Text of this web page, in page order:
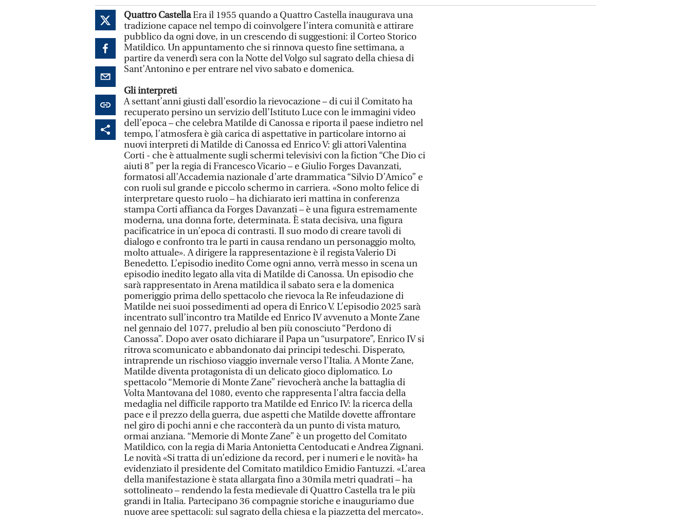
Quattro CastellaEra il 1955 quando a Quattro Castella inaugurava una
tradizione capace nel tempo di coinvolgere l’intera comunità e attirare
pubblico da ogni dove, in un crescendo di suggestioni: il Corteo Storico
Matildico. Un appuntamento che si rinnova questo fine settimana, a
partire da venerdì sera con la Notte del Volgo sul sagrato della chiesa di
Sant’Antonino e per entrare nel vivo sabato e domenica.
Gli interpreti
A settant’anni giusti dall’esordio la rievocazione – di cui il Comitato ha
recuperato persino un servizio dell’Istituto Luce con le immagini video
dell’epoca – che celebra Matilde di Canossa e riporta il paese indietro nel
tempo, l’atmosfera è già carica di aspettative in particolare intorno ai
nuovi interpreti di Matilde di Canossa ed Enrico V: gli attori Valentina
Corti - che è attualmente sugli schermi televisivi con la fiction “Che Dio ci
aiuti 8” per la regia di Francesco Vicario – e Giulio Forges Davanzati,
formatosi all’Accademia nazionale d’arte drammatica “Silvio D’Amico” e
con ruoli sul grande e piccolo schermo in carriera. «Sono molto felice di
interpretare questo ruolo – ha dichiarato ieri mattina in conferenza
stampa Corti affianca da Forges Davanzati – è una figura estremamente
moderna, una donna forte, determinata. È stata decisiva, una figura
pacificatrice in un’epoca di contrasti. Il suo modo di creare tavoli di
dialogo e confronto tra le parti in causa rendano un personaggio molto,
molto attuale». A dirigere la rappresentazione è il regista Valerio Di
Benedetto. L’episodio inedito Come ogni anno, verrà messo in scena un
episodio inedito legato alla vita di Matilde di Canossa. Un episodio che
sarà rappresentato in Arena matildica il sabato sera e la domenica
pomeriggio prima dello spettacolo che rievoca la Re infeudazione di
Matilde nei suoi possedimenti ad opera di Enrico V. L’episodio 2025 sarà
incentrato sull’incontro tra Matilde ed Enrico IV avvenuto a Monte Zane
nel gennaio del 1077, preludio al ben più conosciuto “Perdono di
Canossa”. Dopo aver osato dichiarare il Papa un “usurpatore”, Enrico IV si
ritrova scomunicato e abbandonato dai principi tedeschi. Disperato,
intraprende un rischioso viaggio invernale verso l'Italia. A Monte Zane,
Matilde diventa protagonista di un delicato gioco diplomatico. Lo
spettacolo “Memorie di Monte Zane” rievocherà anche la battaglia di
Volta Mantovana del 1080, evento che rappresenta l'altra faccia della
medaglia nel difficile rapporto tra Matilde ed Enrico IV: la ricerca della
pace e il prezzo della guerra, due aspetti che Matilde dovette affrontare
nel giro di pochi anni e che racconterà da un punto di vista maturo,
ormai anziana. “Memorie di Monte Zane” è un progetto del Comitato
Matildico, con la regia di Maria Antonietta Centoducati e Andrea Zignani.
Le novità «Si tratta di un’edizione da record, per i numeri e le novità» ha
evidenziato il presidente del Comitato matildico Emidio Fantuzzi. «L’area
della manifestazione è stata allargata fino a 30mila metri quadrati – ha
sottolineato – rendendo la festa medievale di Quattro Castella tra le più
grandi in Italia. Partecipano 36 compagnie storiche e inauguriamo due
nuove aree spettacoli: sul sagrato della chiesa e la piazzetta del mercato».